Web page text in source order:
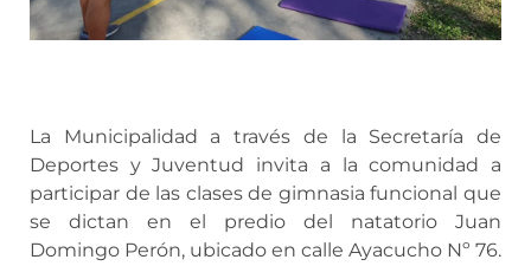
La Municipalidad a través de la Secretaría de
Deportes y Juventud invita a la comunidad a
participar de las clases de gimnasia funcional que
se dictan en el predio del natatorio Juan
Domingo Perón, ubicado en calle Ayacucho Nº 76.